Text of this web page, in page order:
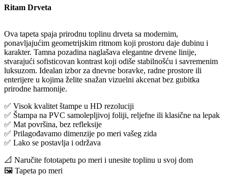
Ritam Drveta
Ova tapeta spaja prirodnu toplinu drveta sa modernim,
ponavljajućim geometrijskim ritmom koji prostoru daje dubinu i
karakter. Tamna pozadina naglašava elegantne drvene linije,
stvarajući sofisticovan kontrast koji odiše stabilnošću i savremenim
luksuzom. Idealan izbor za dnevne boravke, radne prostore ili
enterijere u kojima želite snažan vizuelni akcenat bez gubitka
prirodne harmonije.
✅ Visok kvalitet štampe u HD rezoluciji
✅ Štampa na PVC samolepljivoj foliji, reljefne ili klasične na lepak
✅ Mat površina, bez refleksije
✅ Prilagođavamo dimenzije po meri vašeg zida
✅ Lako se postavlja i održava
📐 Naručite fototapetu po meri i unesite toplinu u svoj dom
🖼️ Tapeta po meri